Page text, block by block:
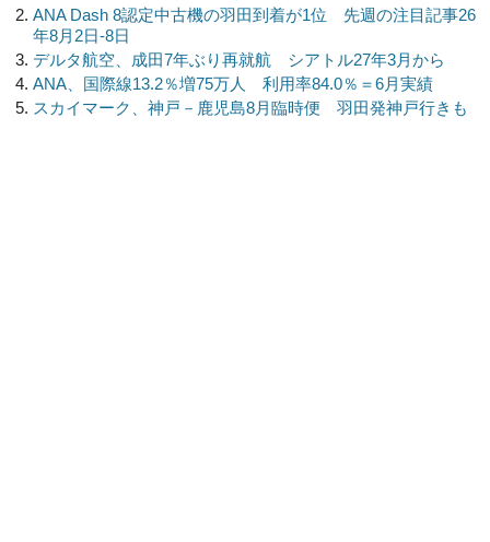
ANA Dash 8認定中古機の羽田到着が1位 先週の注目記事26
年8月2日-8日
デルタ航空、成田7年ぶり再就航 シアトル27年3月から
ANA、国際線13.2％増75万人 利用率84.0％＝6月実績
スカイマーク、神戸－鹿児島8月臨時便 羽田発神戸行きも